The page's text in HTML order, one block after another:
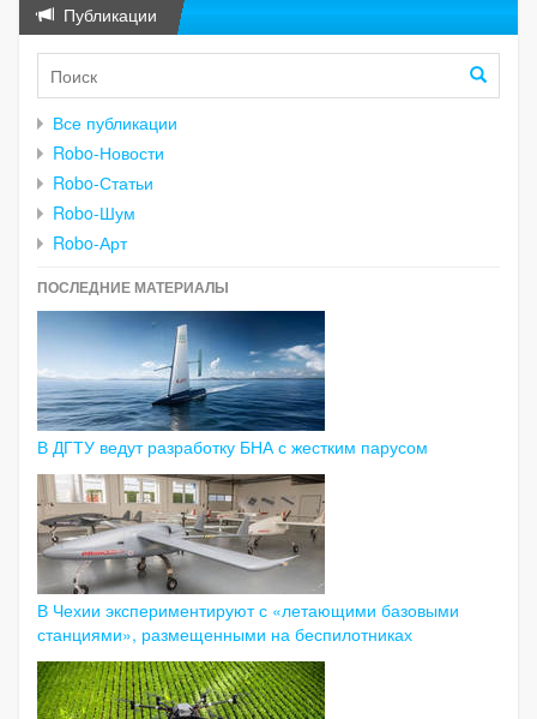
Публикации
Все публикации
Robo-Новости
Robo-Статьи
Robo-Шум
Robo-Арт
ПОСЛЕДНИЕ МАТЕРИАЛЫ
В ДГТУ ведут разработку БНА с жестким парусом
В Чехии экспериментируют с «летающими базовыми
станциями», размещенными на беспилотниках